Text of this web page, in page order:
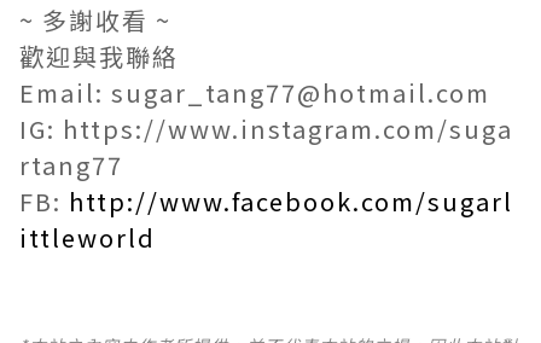
~ 多謝收看 ~
歡迎與我聯絡
Email: sugar_tang77@hotmail.com
IG: https://www.instagram.com/suga
rtang77
FB: http://www.facebook.com/sugarl
ittleworld